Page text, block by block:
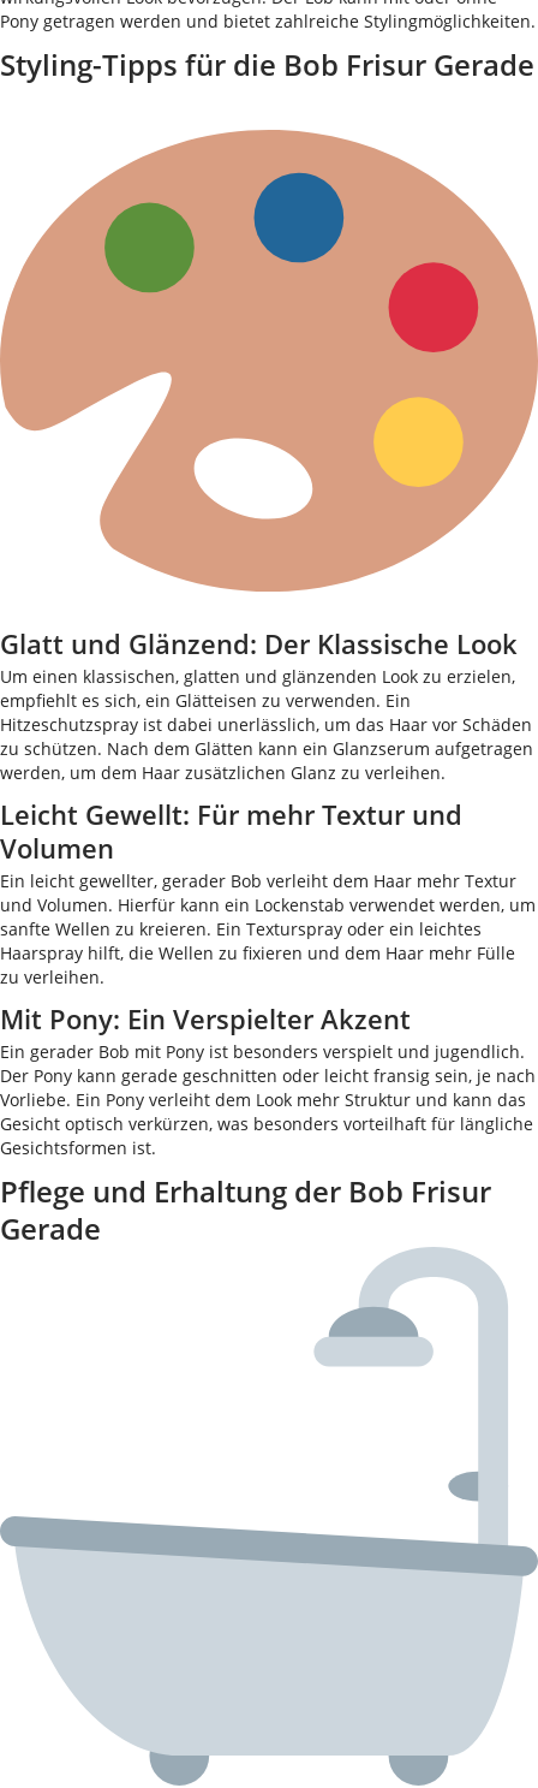
Pony getragen werden und bietet zahlreiche Stylingmöglichkeiten.
Styling-Tipps für die Bob Frisur Gerade
Glatt und Glänzend: Der Klassische Look
Um einen klassischen, glatten und glänzenden Look zu erzielen,
empfiehlt es sich, ein Glätteisen zu verwenden. Ein
Hitzeschutzspray ist dabei unerlässlich, um das Haar vor Schäden
zu schützen. Nach dem Glätten kann ein Glanzserum aufgetragen
werden, um dem Haar zusätzlichen Glanz zu verleihen.
Leicht Gewellt: Für mehr Textur und
Volumen
Ein leicht gewellter, gerader Bob verleiht dem Haar mehr Textur
und Volumen. Hierfür kann ein Lockenstab verwendet werden, um
sanfte Wellen zu kreieren. Ein Texturspray oder ein leichtes
Haarspray hilft, die Wellen zu fixieren und dem Haar mehr Fülle
zu verleihen.
Mit Pony: Ein Verspielter Akzent
Ein gerader Bob mit Pony ist besonders verspielt und jugendlich.
Der Pony kann gerade geschnitten oder leicht fransig sein, je nach
Vorliebe. Ein Pony verleiht dem Look mehr Struktur und kann das
Gesicht optisch verkürzen, was besonders vorteilhaft für längliche
Gesichtsformen ist.
Pflege und Erhaltung der Bob Frisur
Gerade